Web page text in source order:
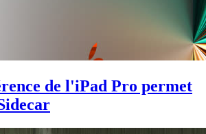
de l'iPad Pro permet